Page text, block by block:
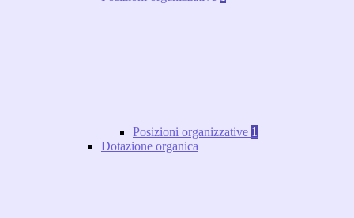
Posizioni organizzative 1
Dotazione organica